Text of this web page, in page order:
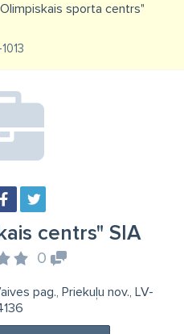
sporta centrs"
centrs" SIA
0
pag., Priekuļu nov., LV-